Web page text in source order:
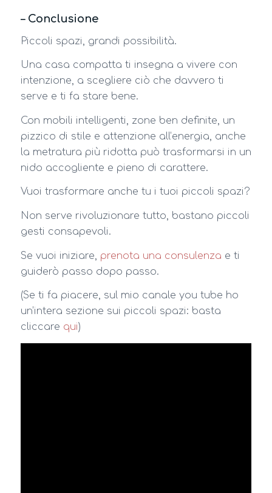
– Conclusione
Piccoli spazi, grandi possibilità.
Una casa compatta ti insegna a vivere con
intenzione, a scegliere ciò che davvero ti
serve e ti fa stare bene.
Con mobili intelligenti, zone ben definite, un
pizzico di stile e attenzione all’energia, anche
la metratura più ridotta può trasformarsi in un
nido accogliente e pieno di carattere.
Vuoi trasformare anche tu i tuoi piccoli spazi?
Non serve rivoluzionare tutto, bastano piccoli
gesti consapevoli.
Se vuoi iniziare, prenota una consulenza e ti
guiderò passo dopo passo.
(Se ti fa piacere, sul mio canale you tube ho
un’intera sezione sui piccoli spazi: basta
cliccare qui)